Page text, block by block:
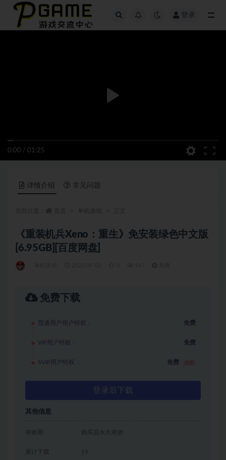
登录
0:00 / 01:25
详情介绍 常见问题
《重装机兵Xeno：重生》免安装绿色中文版
[6.95GB][百度网盘]
免费下载
普通用户用户特权： 免费
VIP用户特权： 免费
SVIP用户特权： 免费
登录后下载
其他信息
有效期 购买后永久有效
累计下载 19
全部